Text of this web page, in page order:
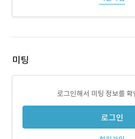
미팅
로그인해서 미팅 정보를 확
로그인